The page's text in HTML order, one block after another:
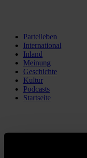
Parteileben
International
Inland
Meinung
Geschichte
Kultur
Podcasts
Startseite